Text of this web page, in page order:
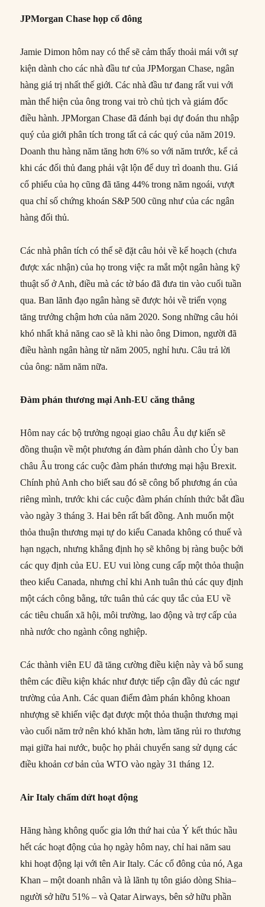
JPMorgan Chase họp cổ đông
Jamie Dimon hôm nay có thể sẽ cảm thấy thoải mái với sự
kiện dành cho các nhà đầu tư của JPMorgan Chase, ngân
hàng giá trị nhất thế giới. Các nhà đầu tư đang rất vui với
màn thể hiện của ông trong vai trò chủ tịch và giám đốc
điều hành. JPMorgan Chase đã đánh bại dự đoán thu nhập
quý của giới phân tích trong tất cả các quý của năm 2019.
Doanh thu hàng năm tăng hơn 6% so với năm trước, kể cả
khi các đối thủ đang phải vật lộn để duy trì doanh thu. Giá
cổ phiếu của họ cũng đã tăng 44% trong năm ngoái, vượt
qua chỉ số chứng khoán S&P 500 cũng như của các ngân
hàng đối thủ.
Các nhà phân tích có thể sẽ đặt câu hỏi về kế hoạch (chưa
được xác nhận) của họ trong việc ra mắt một ngân hàng kỹ
thuật số ở Anh, điều mà các tờ báo đã đưa tin vào cuối tuần
qua. Ban lãnh đạo ngân hàng sẽ được hỏi về triển vọng
tăng trưởng chậm hơn của năm 2020. Song những câu hỏi
khó nhất khả năng cao sẽ là khi nào ông Dimon, người đã
điều hành ngân hàng từ năm 2005, nghỉ hưu. Câu trả lời
của ông: năm năm nữa.
Đàm phán thương mại Anh-EU căng thẳng
Hôm nay các bộ trưởng ngoại giao châu Âu dự kiến sẽ
đồng thuận về một phương án đàm phán dành cho Ủy ban
châu Âu trong các cuộc đàm phán thương mại hậu Brexit.
Chính phủ Anh cho biết sau đó sẽ công bố phương án của
riêng mình, trước khi các cuộc đàm phán chính thức bắt đầu
vào ngày 3 tháng 3. Hai bên rất bất đồng. Anh muốn một
thỏa thuận thương mại tự do kiểu Canada không có thuế và
hạn ngạch, nhưng khẳng định họ sẽ không bị ràng buộc bởi
các quy định của EU. EU vui lòng cung cấp một thỏa thuận
theo kiểu Canada, nhưng chỉ khi Anh tuân thủ các quy định
một cách công bằng, tức tuân thủ các quy tắc của EU về
các tiêu chuẩn xã hội, môi trường, lao động và trợ cấp của
nhà nước cho ngành công nghiệp.
Các thành viên EU đã tăng cường điều kiện này và bổ sung
thêm các điều kiện khác như được tiếp cận đầy đủ các ngư
trường của Anh. Các quan điểm đàm phán không khoan
nhượng sẽ khiến việc đạt được một thỏa thuận thương mại
vào cuối năm trở nên khó khăn hơn, làm tăng rủi ro thương
mại giữa hai nước, buộc họ phải chuyển sang sử dụng các
điều khoản cơ bản của WTO vào ngày 31 tháng 12.
Air Italy chấm dứt hoạt động
Hãng hàng không quốc gia lớn thứ hai của Ý kết thúc hầu
hết các hoạt động của họ ngày hôm nay, chỉ hai năm sau
khi hoạt động lại với tên Air Italy. Các cổ đông của nó, Aga
Khan – một doanh nhân và là lãnh tụ tôn giáo dòng Shia–
người sở hữu 51% – và Qatar Airways, bên sở hữu phần